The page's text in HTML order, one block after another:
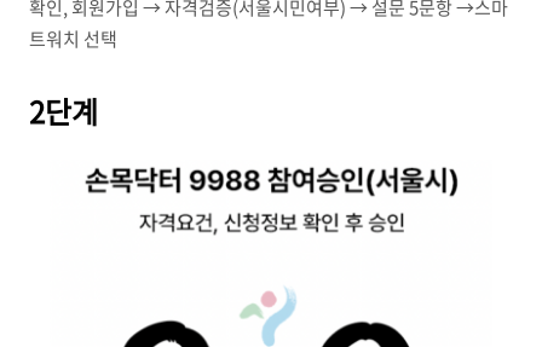
확인, 회원가입 → 자격검증(서울시민여부) → 설문 5문항 →스마
트워치 선택
2단계